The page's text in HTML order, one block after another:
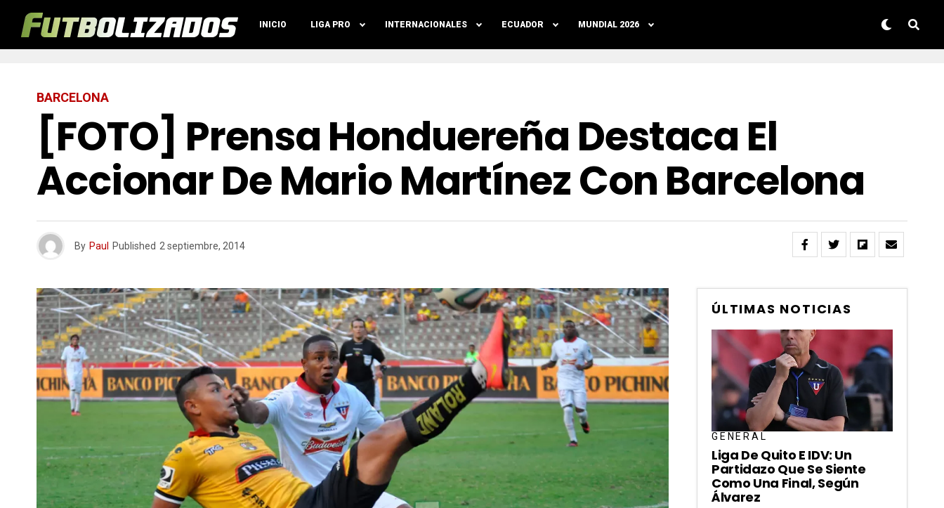
INICIO LIGA PRO INTERNACIONALES ECUADOR MUNDIAL 2026
BARCELONA
[FOTO] Prensa Honduereña Destaca El
Accionar De Mario Martínez Con Barcelona
By Paul Published 2 septiembre, 2014
ÚLTIMAS NOTICIAS
GENERAL
Liga De Quito E IDV: Un
Partidazo Que Se Siente
Como Una Final, Según
Álvarez